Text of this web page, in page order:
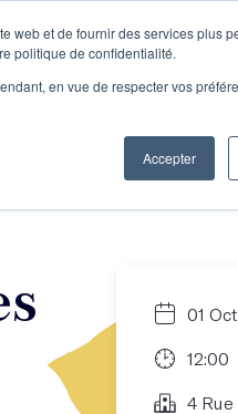
web et de fournir des services plus
politique de confidentialité.
en vue de respecter vos
Accepter
Se connecter
Entreprises
01
12:00
4 Rue